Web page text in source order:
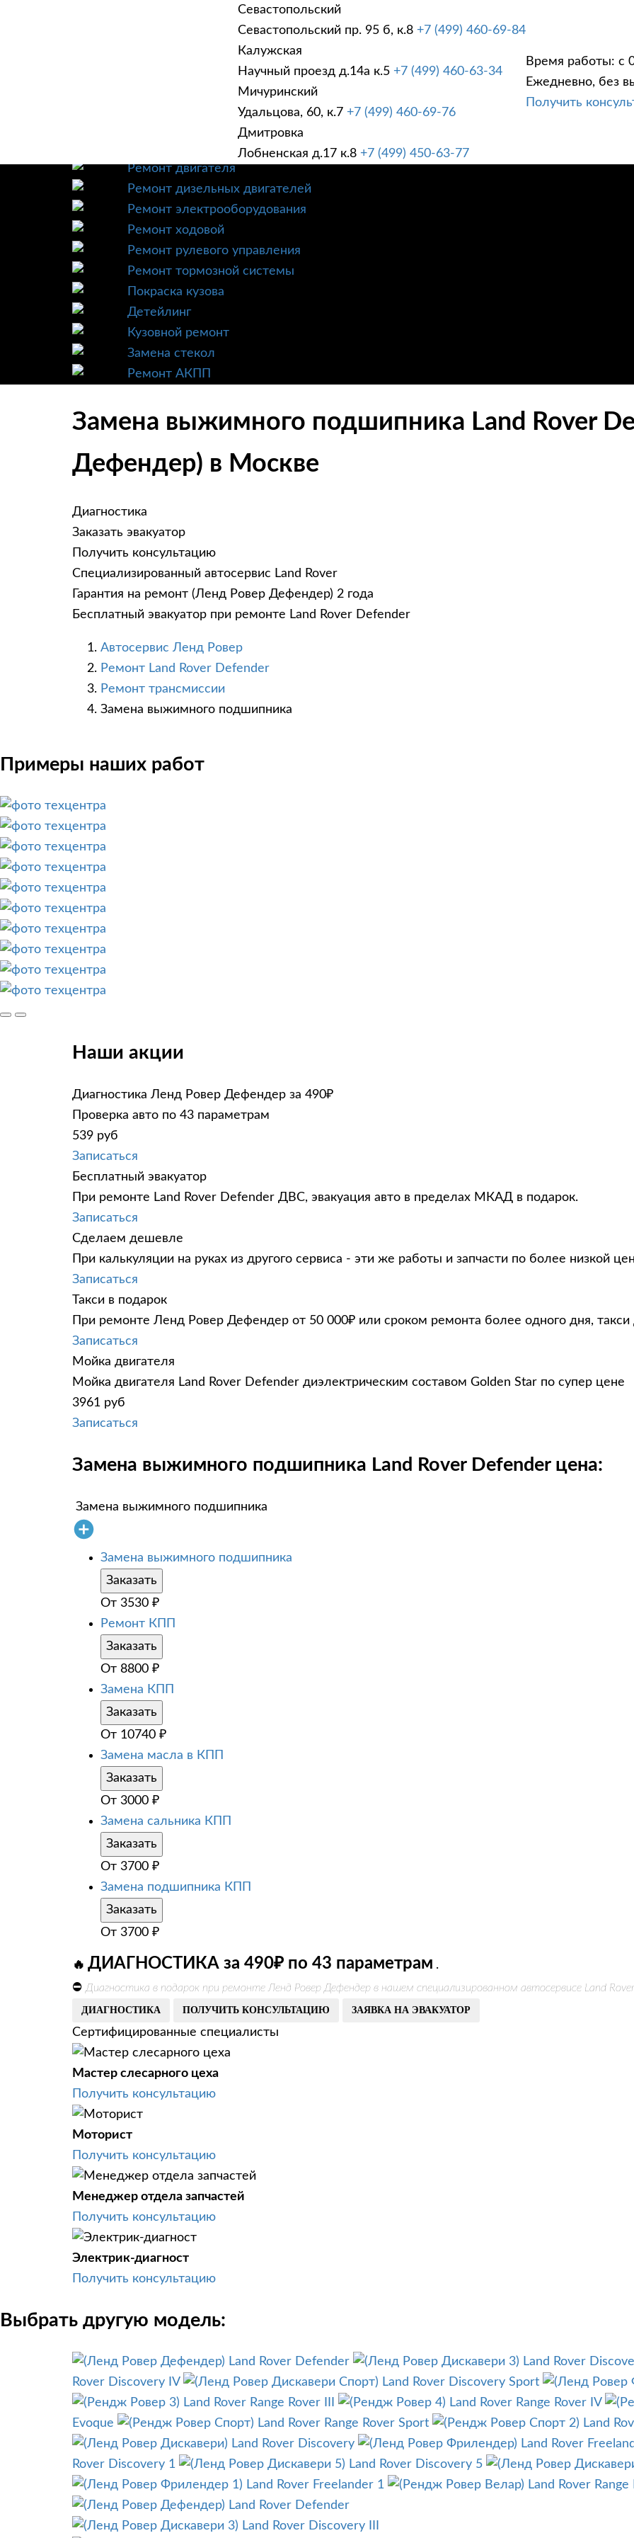
Севастопольский
Севастопольский пр. 95 б, к.8 +7 (499) 460-69-84
Калужская
Научный проезд д.14а к.5 +7 (499) 460-63-34
Мичуринский
Удальцова, 60, к.7 +7 (499) 460-69-76
Дмитровка
Лобненская д.17 к.8 +7 (499) 450-63-77
Время работы: с
Ежедневно, без
Получить
УСЛУГИ
Техническое обслуживание
Ремонт трансмиссии
Ремонт двигателя
Ремонт дизельных двигателей
Ремонт электрооборудования
Ремонт ходовой
Ремонт рулевого управления
Ремонт тормозной системы
Покраска кузова
Детейлинг
Кузовной ремонт
Замена стекол
Ремонт АКПП
Замена выжимного подшипника Land Rover
Дефендер) в Москве
Диагностика
Заказать эвакуатор
Получить консультацию
Специализированный автосервис Land Rover
Гарантия на ремонт (Ленд Ровер Дефендер) 2 года
Бесплатный эвакуатор при ремонте Land Rover Defender
Автосервис Ленд Ровер
Ремонт Land Rover Defender
Ремонт трансмиссии
Замена выжимного подшипника
Примеры наших работ
Наши акции
Диагностика Ленд Ровер Дефендер за 490₽
Проверка авто по 43 параметрам
539 руб
Записаться
Бесплатный эвакуатор
При ремонте Land Rover Defender ДВС, эвакуация авто в пределах МКАД в подарок.
Записаться
Сделаем дешевле
При калькуляции на руках из другого сервиса - эти же работы и запчасти по более низкой
Записаться
Такси в подарок
При ремонте Ленд Ровер Дефендер от 50 000₽ или сроком ремонта более одного дня,
Записаться
Мойка двигателя
Мойка двигателя Land Rover Defender диэлектрическим составом Golden Star по супер цене
3961 руб
Записаться
Замена выжимного подшипника Land Rover Defender цена:
Замена выжимного подшипника
Замена выжимного подшипника
Заказать
От 3530 ₽
Ремонт КПП
Заказать
От 8800 ₽
Замена КПП
Заказать
От 10740 ₽
Замена масла в КПП
Заказать
От 3000 ₽
Замена сальника КПП
Заказать
От 3700 ₽
Замена подшипника КПП
Заказать
От 3700 ₽
🔥 ДИАГНОСТИКА за 490₽ по 43 параметрам .
⛔ Диагностика в подарок при ремонте Ленд Ровер Дефендер в нашем специализированном автосервисе Land Rover
ДИАГНОСТИКА ПОЛУЧИТЬ КОНСУЛЬТАЦИЮ ЗАЯВКА НА ЭВАКУАТОР
Сертифицированные специалисты
Мастер слесарного цеха
Получить консультацию
Моторист
Получить консультацию
Менеджер отдела запчастей
Получить консультацию
Электрик-диагност
Получить консультацию
Выбрать другую модель:
Land Rover Defender
Land Rover
Rover Discovery IV
Land Rover Discovery Sport
Land Rover Range Rover III
Land Rover Range Rover IV
Evoque
Land Rover Range Rover Sport
Land
Land Rover Discovery
Land Rover
Rover Discovery 1
Land Rover Discovery 5
Land Rover Freelander 1
Land Rover Range
Land Rover Defender
Land Rover Discovery III